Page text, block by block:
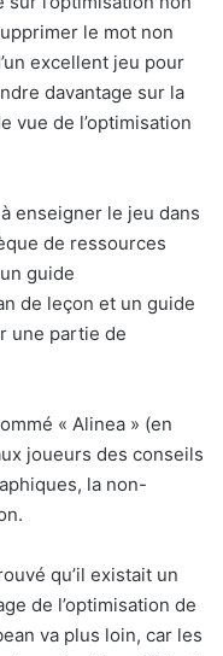
le mot non
excellent jeu pour
davantage sur la
vue de l’optimisation
enseigner le jeu dans
de ressources
guide
de leçon et un guide
une partie de
« Alinea » (en
joueurs des conseils
la non-
qu’il existait un
de l’optimisation de
va plus loin, car les